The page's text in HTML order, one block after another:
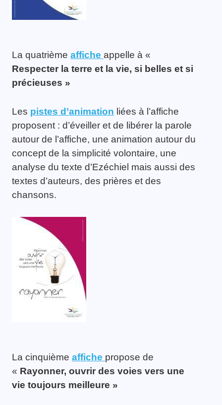
La quatrième affiche appelle à «
Respecter la terre et la vie, si belles et si
précieuses »
Les pistes d’animation liées à l’affiche
proposent : d’éveiller et de libérer la parole
autour de l’affiche, une animation autour du
concept de la simplicité volontaire, une
analyse du texte d’Ezéchiel mais aussi des
textes d’auteurs, des prières et des
chansons.
La cinquième affiche propose de
« Rayonner, ouvrir des voies vers une
vie toujours meilleure »